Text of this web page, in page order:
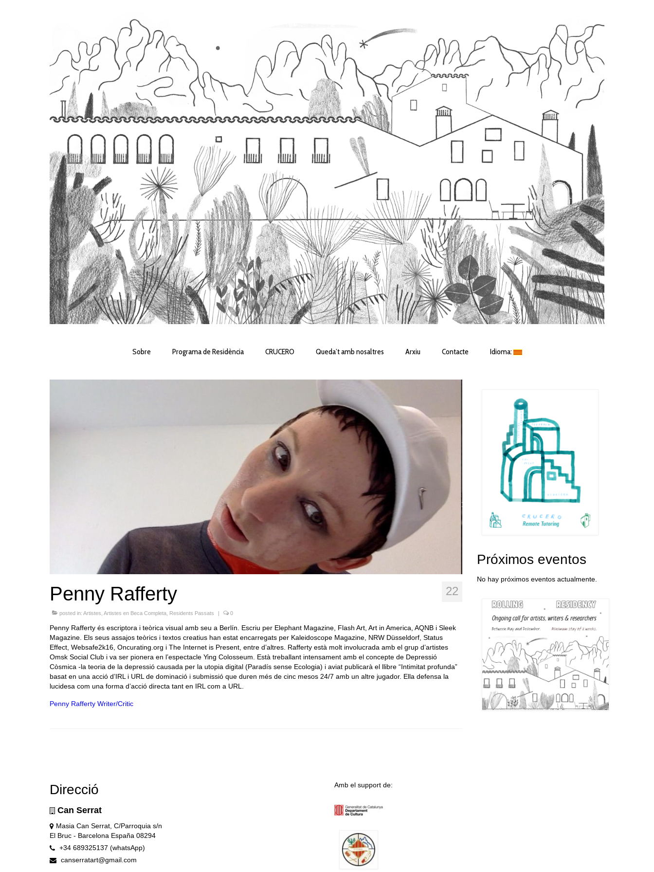
Sobre Programa de Residència CRUCERO Queda’t amb nosaltres Arxiu Contacte Idioma:
22
Penny Rafferty
posted in: Artistes Artistes en Beca Completa Residents Passats | 0
Penny Rafferty és escriptora i teòrica visual amb seu a Berlín. Escriu per Elephant Magazine, Flash Art, Art in America, AQNB i Sleek
Magazine. Els seus assajos teòrics i textos creatius han estat encarregats per Kaleidoscope Magazine, NRW Düsseldorf, Status
Effect, Websafe2k16, Oncurating.org i The Internet is Present, entre d’altres. Rafferty està molt involucrada amb el grup d’artistes
Omsk Social Club i va ser pionera en l’espectacle Ying Colosseum. Està treballant intensament amb el concepte de Depressió
Còsmica -la teoria de la depressió causada per la utopia digital (Paradís sense Ecologia) i aviat publicarà el llibre “Intimitat profunda”
basat en una acció d’IRL i URL de dominació i submissió que duren més de cinc mesos 24/7 amb un altre jugador. Ella defensa la
lucidesa com una forma d’acció directa tant en IRL com a URL.
Penny Rafferty Writer/Critic
Próximos eventos
No hay próximos eventos actualmente.
Direcció
Can Serrat
Masia Can Serrat, C/Parroquia s/n
El Bruc - Barcelona España 08294
+34 689325137 (whatsApp)
canserratart@gmail.com
Amb el support de: